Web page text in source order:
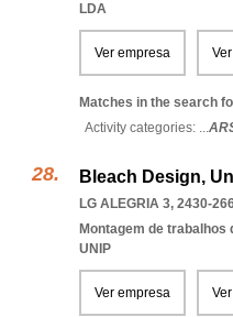
LDA
Ver empresa
Matches in the search
Activity categories: ...
Bleach Design,
LG ALEGRIA 3, 2430-
Montagem de
UNIP
Ver empresa